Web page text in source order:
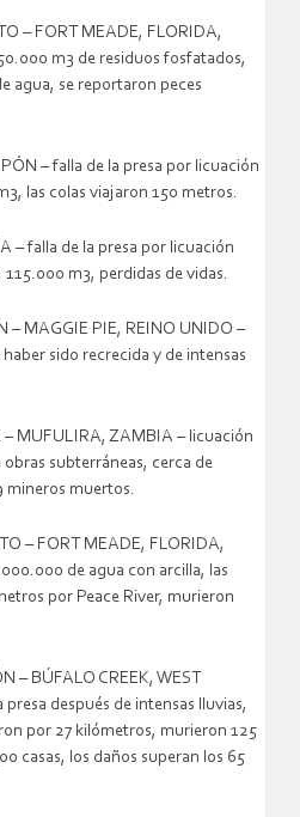
– FORT MEADE, FLORIDA,
m3 de residuos fosfatados,
agua, se reportaron peces
– falla de la presa por licuación
las colas viajaron 150 metros.
– falla de la presa por licuación
m3, perdidas de vidas.
– MAGGIE PIE, REINO UNIDO –
sido recrecida y de intensas
– MUFULIRA, ZAMBIA – licuación
subterráneas, cerca de
mineros muertos.
– FORT MEADE, FLORIDA,
de agua con arcilla, las
por Peace River, murieron
– BÚFALO CREEK, WEST
después de intensas lluvias,
por 27 kilómetros, murieron 125
casas, los daños superan los 65